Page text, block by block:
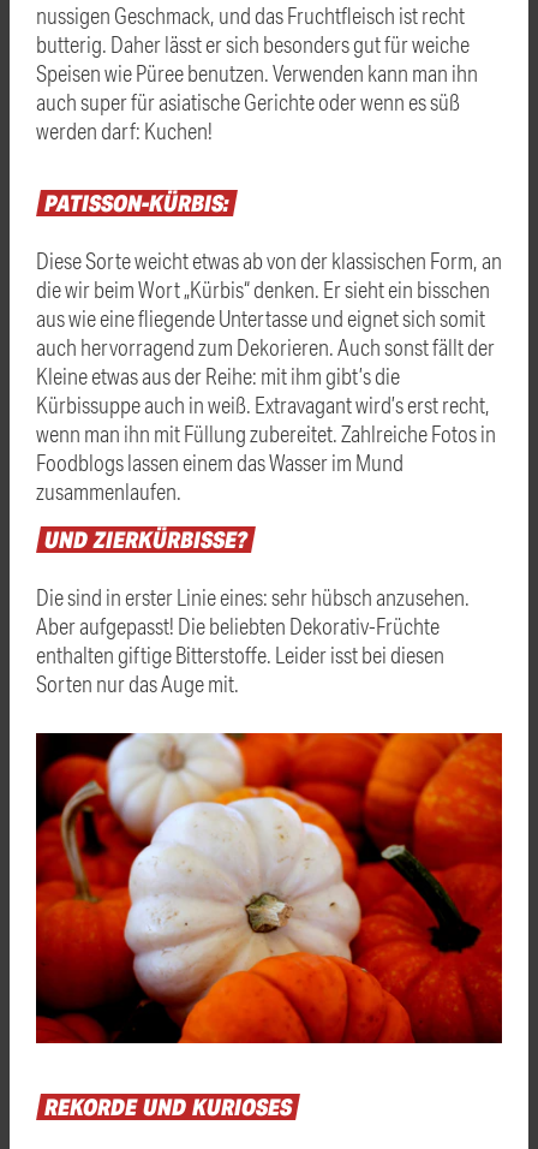
nussigen Geschmack, und das Fruchtfleisch ist recht
butterig. Daher lässt er sich besonders gut für weiche
Speisen wie Püree benutzen. Verwenden kann man ihn
auch super für asiatische Gerichte oder wenn es süß
werden darf: Kuchen!
PATISSON-KÜRBIS:
Diese Sorte weicht etwas ab von der klassischen Form, an
die wir beim Wort „Kürbis“ denken. Er sieht ein bisschen
aus wie eine fliegende Untertasse und eignet sich somit
auch hervorragend zum Dekorieren. Auch sonst fällt der
Kleine etwas aus der Reihe: mit ihm gibt’s die
Kürbissuppe auch in weiß. Extravagant wird’s erst recht,
wenn man ihn mit Füllung zubereitet. Zahlreiche Fotos in
Foodblogs lassen einem das Wasser im Mund
zusammenlaufen.
UNDZIERKÜRBISSE?
Die sind in erster Linie eines: sehr hübsch anzusehen.
Aber aufgepasst! Die beliebten Dekorativ-Früchte
enthalten giftige Bitterstoffe. Leider isst bei diesen
Sorten nur das Auge mit.
REKORDEUND KURIOSES